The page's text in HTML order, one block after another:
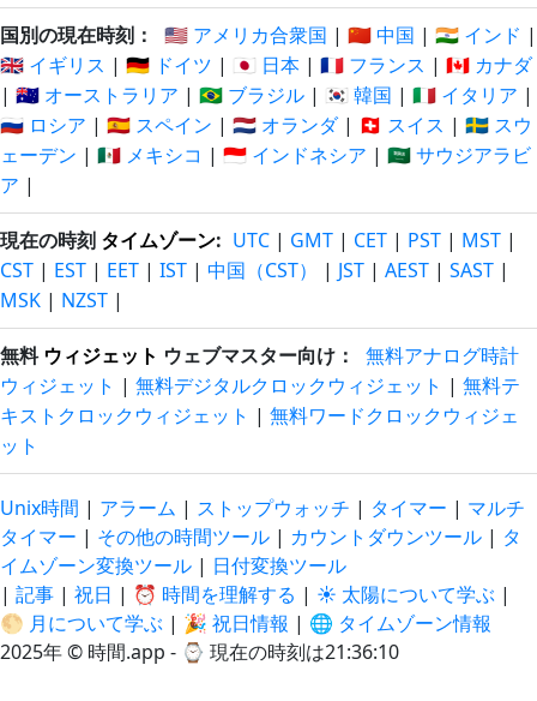
国別の現在時刻： 🇺🇸 アメリカ合衆国 | 🇨🇳 中国 | 🇮🇳 インド |
🇬🇧 イギリス | 🇩🇪 ドイツ | 🇯🇵 日本 | 🇫🇷 フランス | 🇨🇦 カナダ
| 🇦🇺 オーストラリア | 🇧🇷 ブラジル | 🇰🇷 韓国 | 🇮🇹 イタリア |
🇷🇺 ロシア | 🇪🇸 スペイン | 🇳🇱 オランダ| 🇨🇭 スイス | 🇸🇪 スウ
ェーデン | 🇲🇽 メキシコ | 🇮🇩 インドネシア | 🇸🇦 サウジアラビ
ア |
現在の時刻 タイムゾーン: UTC | GMT | CET | PST | MST |
CST | EST | EET | IST | 中国（CST） | JST | AEST | SAST |
MSK | NZST |
無料 ウィジェット ウェブマスター向け：
無料アナログ時計
ウィジェット | 無料デジタルクロックウィジェット | 無料テ
キストクロックウィジェット | 無料ワードクロックウィジェ
ット
Unix時間 | アラーム | ストップウォッチ | タイマー | マルチ
タイマー | その他の時間ツール | カウントダウンツール | タ
イムゾーン変換ツール | 日付変換ツール
| 記事 | 祝日 | ⏰ 時間を理解する | ☀️ 太陽について学ぶ |
🌕 月について学ぶ | 🎉 祝日情報 | 🌐 タイムゾーン情報
2025年 © 時間.app - ⌚ 現在の時刻は21:36:10